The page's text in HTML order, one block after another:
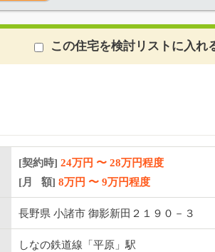
この住宅を検討リストに入れ
[契約時] 24万円 〜 28万円程度
[月 額] 8万円 〜 9万円程度
長野県 小諸市 御影新田２１９０－３
しなの鉄道線「平原」駅